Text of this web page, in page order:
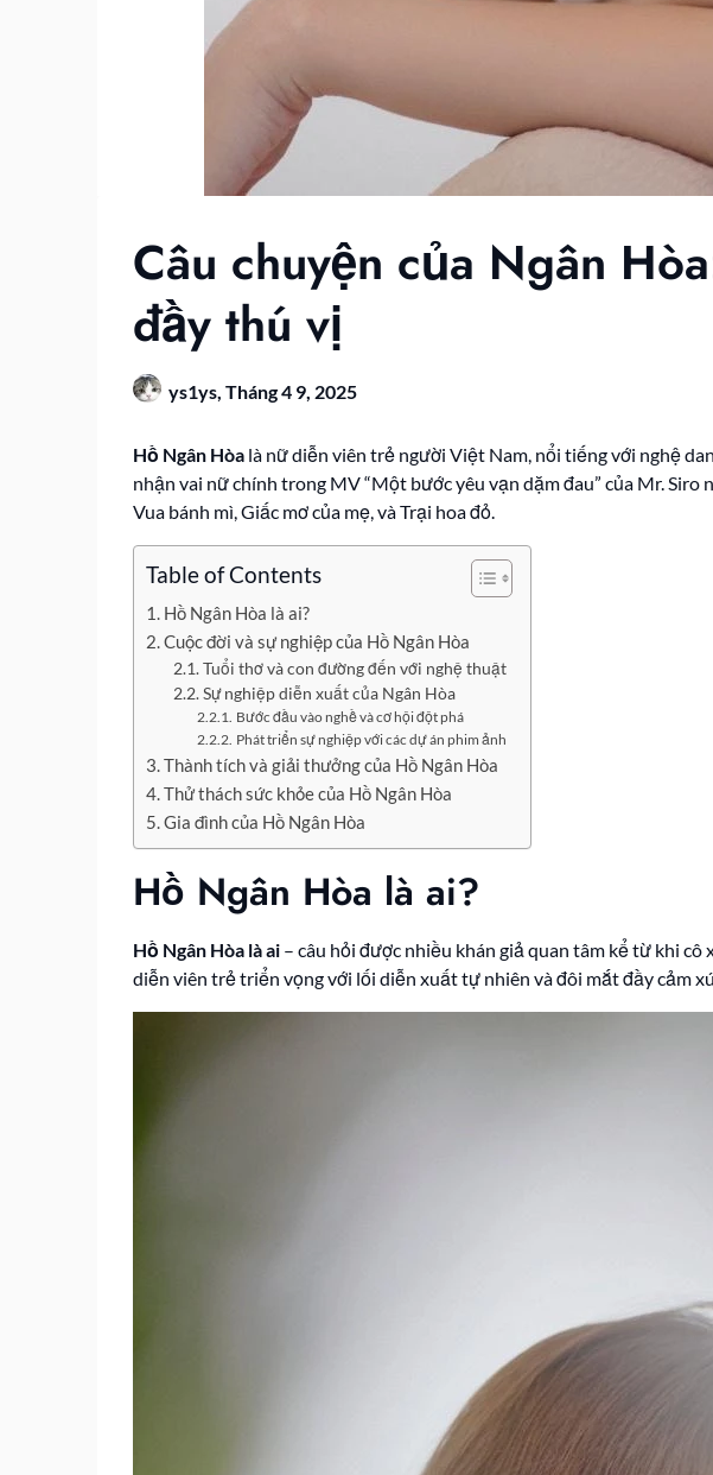
Câu chuyện của Ngân
đầy thú vị
ys1ys, Tháng 4 9, 2025
Hồ Ngân Hòa là nữ diễn viên trẻ người Việt Nam, nổi tiếng với nghệ
nhận vai nữ chính trong MV “Một bước yêu vạn dặm đau” của Mr.
Vua bánh mì, Giấc mơ của mẹ, và Trại hoa đỏ.
Table of Contents
Hồ Ngân Hòa là ai?
Cuộc đời và sự nghiệp của Hồ Ngân Hòa
Tuổi thơ và con đường đến với nghệ thuật
Sự nghiệp diễn xuất của Ngân Hòa
Bước đầu vào nghề và cơ hội đột phá
Phát triển sự nghiệp với các dự án phim ảnh
Thành tích và giải thưởng của Hồ Ngân Hòa
Thử thách sức khỏe của Hồ Ngân Hòa
Gia đình của Hồ Ngân Hòa
Hồ Ngân Hòa là ai?
Hồ Ngân Hòa là ai – câu hỏi được nhiều khán giả quan tâm kể từ khi
diễn viên trẻ triển vọng với lối diễn xuất tự nhiên và đôi mắt đầy cảm